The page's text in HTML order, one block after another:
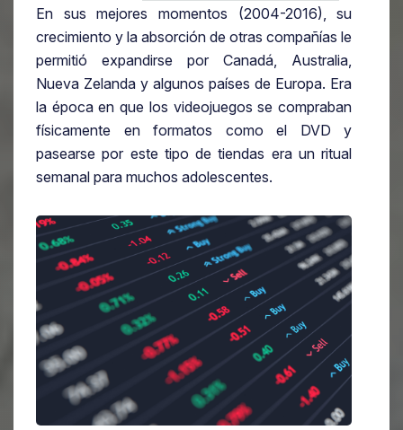
En sus mejores momentos (2004-2016), su
crecimiento y la absorción de otras compañías le
permitió expandirse por Canadá, Australia,
Nueva Zelanda y algunos países de Europa. Era
la época en que los videojuegos se compraban
físicamente en formatos como el DVD y
pasearse por este tipo de tiendas era un ritual
semanal para muchos adolescentes.